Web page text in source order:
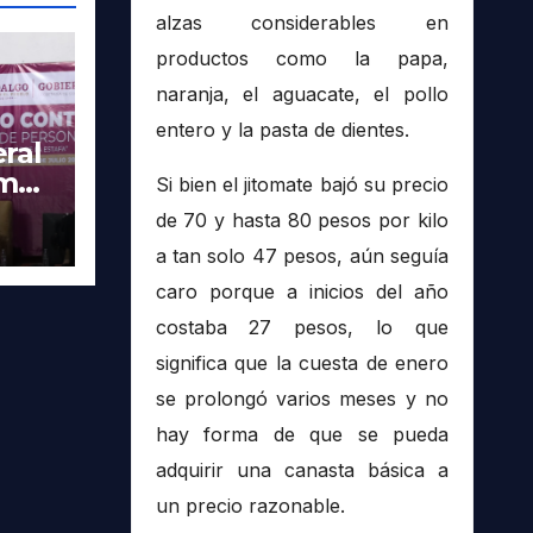
alzas considerables en
productos como la papa,
naranja, el aguacate, el pollo
entero y la pasta de dientes.
Si bien el jitomate bajó su precio
de 70 y hasta 80 pesos por kilo
a tan solo 47 pesos, aún seguía
caro porque a inicios del año
costaba 27 pesos, lo que
significa que la cuesta de enero
se prolongó varios meses y no
hay forma de que se pueda
adquirir una canasta básica a
un precio razonable.